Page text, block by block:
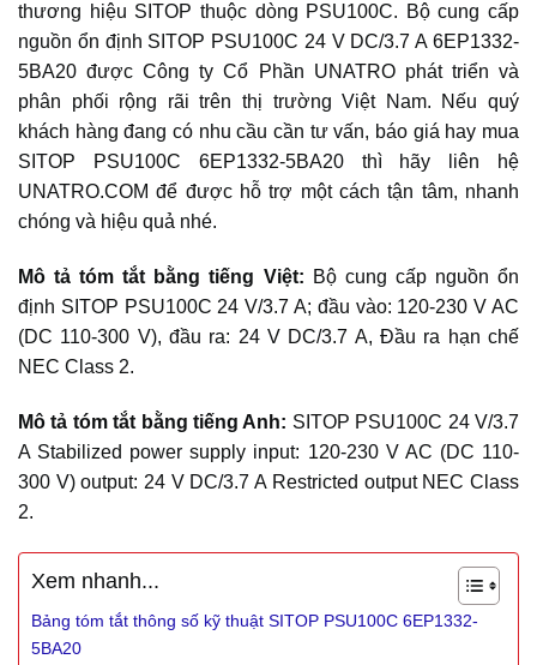
thương hiệu SITOP thuộc dòng PSU100C. Bộ cung cấp
nguồn ổn định SITOP PSU100C 24 V DC/3.7 A 6EP1332-
5BA20 được Công ty Cổ Phần UNATRO phát triển và
phân phối rộng rãi trên thị trường Việt Nam. Nếu quý
khách hàng đang có nhu cầu cần tư vấn, báo giá hay mua
SITOP PSU100C 6EP1332-5BA20 thì hãy liên hệ
UNATRO.COM để được hỗ trợ một cách tận tâm, nhanh
chóng và hiệu quả nhé.
Mô tả tóm tắt bằng tiếng Việt: Bộ cung cấp nguồn ổn
định SITOP PSU100C 24 V/3.7 A; đầu vào: 120-230 V AC
(DC 110-300 V), đầu ra: 24 V DC/3.7 A, Đầu ra hạn chế
NEC Class 2.
Mô tả tóm tắt bằng tiếng Anh: SITOP PSU100C 24 V/3.7
A Stabilized power supply input: 120-230 V AC (DC 110-
300 V) output: 24 V DC/3.7 A Restricted output NEC Class
2.
Xem nhanh...
Bảng tóm tắt thông số kỹ thuật SITOP PSU100C 6EP1332-
5BA20